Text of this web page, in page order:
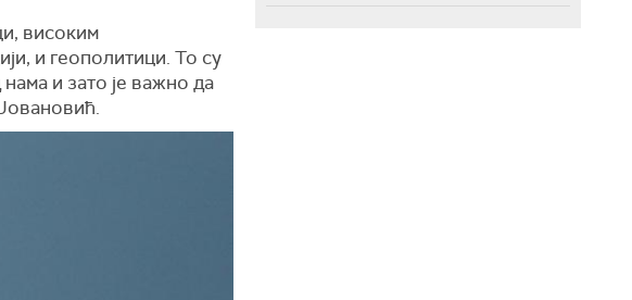
високим
и геополитици. То су
и зато је важно да